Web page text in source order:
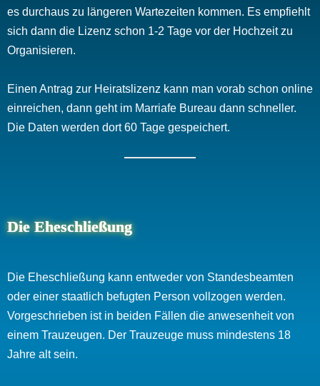
es durchaus zu längeren Wartezeiten kommen. Es empfiehlt
sich dann die Lizenz schon 1-2 Tage vor der Hochzeit zu
Organisieren.
Einen Antrag zur Heiratslizenz kann man vorab schon online
einreichen, dann geht im Marriafe Bureau dann schneller.
Die Daten werden dort 60 Tage gespeichert.
Die Eheschließung
Die Eheschließung kann entweder von Standesbeamten
oder einer staatlich befugten Person vollzogen werden.
Vorgeschrieben ist in beiden Fällen die anwesenheit von
einem Trauzeugen. Der Trauzeuge muss mindestens 18
Jahre alt sein.